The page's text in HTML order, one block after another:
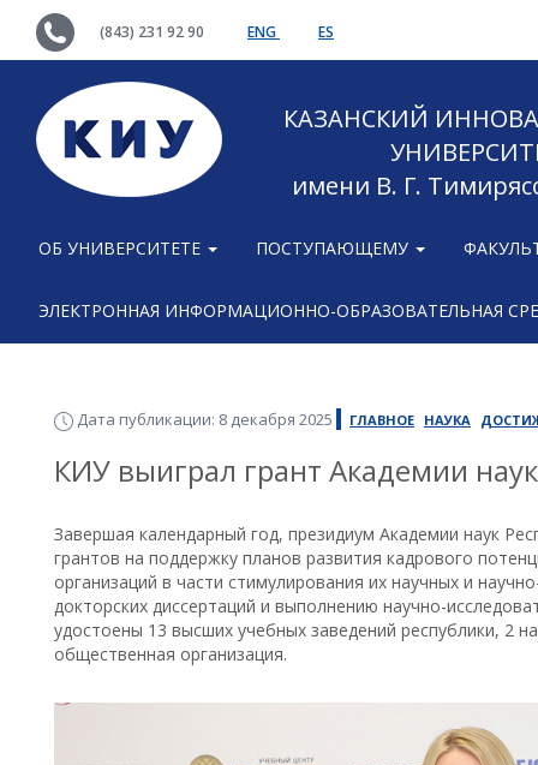
(843) 231 92 90 ENG ES
КАЗАНСКИЙ
имени В. Г.
ОБ УНИВЕРСИТЕТЕ ПОСТУПАЮЩЕМУ
ЭЛЕКТРОННАЯ ИНФОРМАЦИОННО-ОБРАЗОВАТЕЛЬНАЯ
Дата публикации: 8 декабря 2025 ГЛАВНОЕ НАУКА
КИУ выиграл грант Академии
Завершая календарный год, президиум Академии наук
грантов на поддержку планов развития кадрового
организаций в части стимулирования их научных и
докторских диссертаций и выполнению научно-
удостоены 13 высших учебных заведений республики, 2
общественная организация.